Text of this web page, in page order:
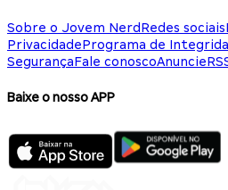
Sobre o Jovem NerdRedes sociais
PrivacidadePrograma de
SegurançaFale conoscoAnuncie
Baixe o nosso APP